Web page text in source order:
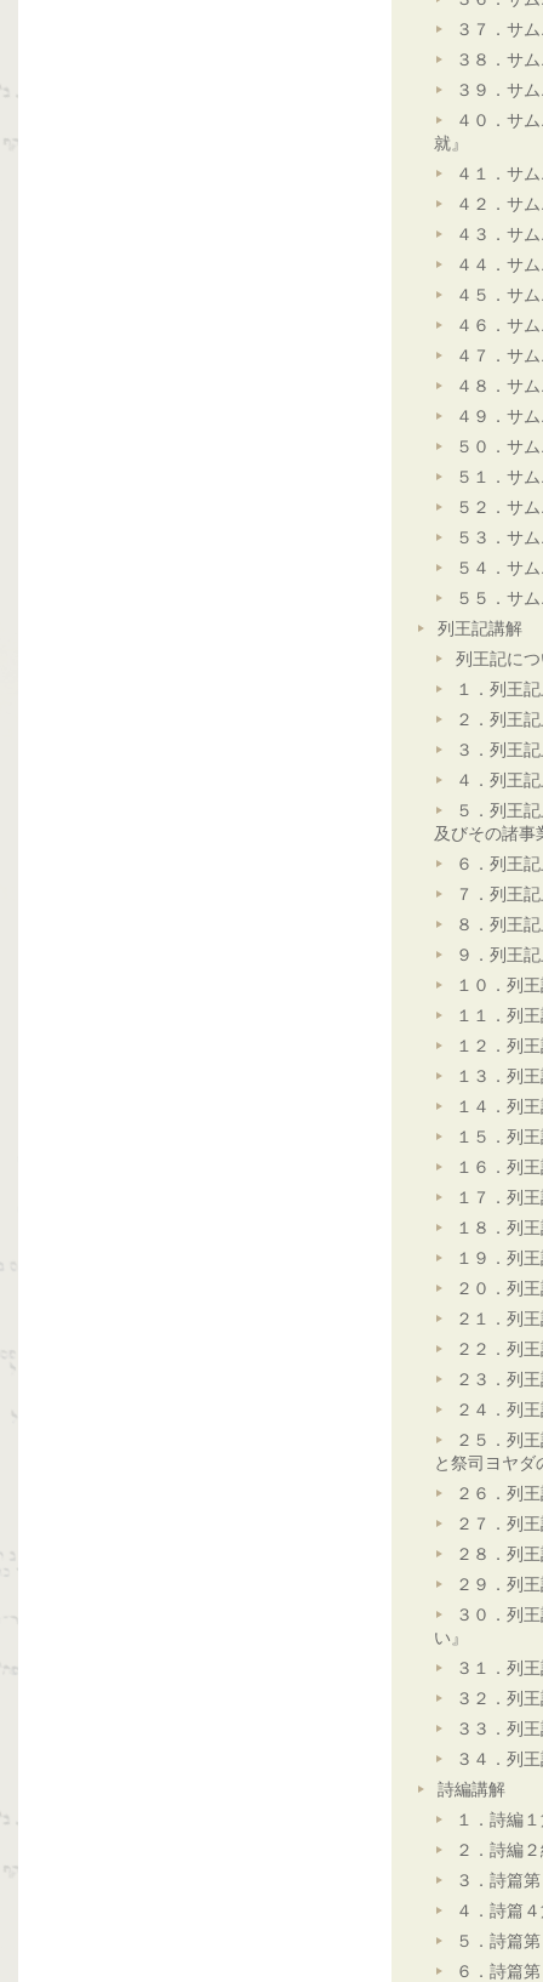
３７．サ
３８．サ
３９．サ
４０．サ
就』
４１．サ
４２．サ
４３．サ
４４．サ
４５．サ
４６．サ
４７．サ
４８．サ
４９．サ
５０．サ
５１．サ
５２．サ
５３．サ
５４．サ
５５．サ
列王記講解
列王記に
１．列王
２．列王
３．列王
４．列王
５．列王
及びその諸事
６．列王
７．列王
８．列王
９．列王
１０．列
１１．列
１２．列
１３．列
１４．列
１５．列
１６．列
１７．列
１８．列
１９．列
２０．列
２１．列
２２．列
２３．列
２４．列
２５．列
と祭司ヨヤダ
２６．列
２７．列
２８．列
２９．列
３０．列
い』
３１．列
３２．列
３３．列
３４．列
詩編講解
１．詩編
２．詩編
３．詩篇
４．詩篇
５．詩篇
６．詩篇